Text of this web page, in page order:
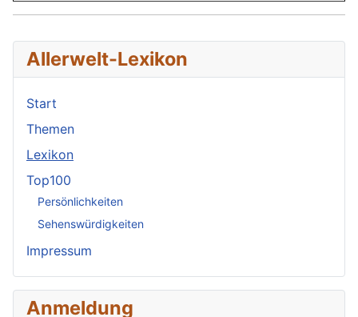
Allerwelt-Lexikon
Start
Themen
Lexikon
Top100
Persönlichkeiten
Sehenswürdigkeiten
Impressum
Anmeldung